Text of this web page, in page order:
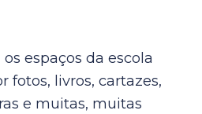
espaços da escola
fotos, livros, cartazes,
e muitas, muitas